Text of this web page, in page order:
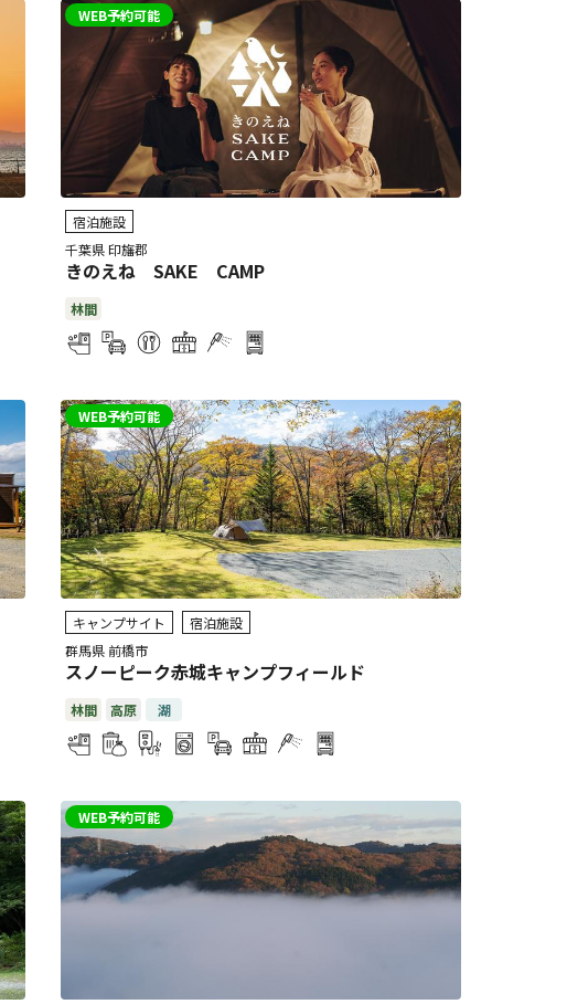
WEB予約可能
宿泊施設
千葉県 印旛郡
きのえね SAKE CAMP
林間
WEB予約可能
キャンプサイト
宿泊施設
群馬県 前橋市
スノーピーク赤城キャンプフィールド
林間 高原 湖
WEB予約可能